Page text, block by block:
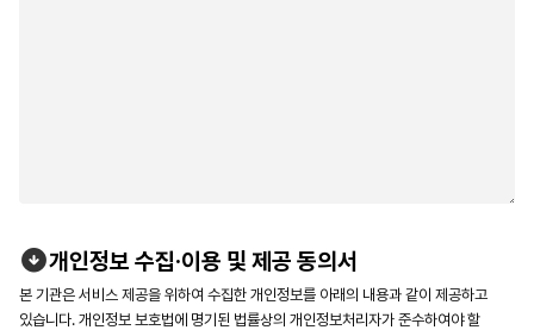
개인정보 수집·이용 및 제공 동의서
본 기관은 서비스 제공을 위하여 수집한 개인정보를 아래의 내용과 같이 제공하고
있습니다. 개인정보 보호법에 명기된 법률상의 개인정보처리자가 준수하여야 할